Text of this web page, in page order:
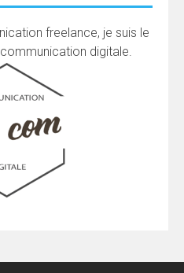
freelance, je suis le
digitale.